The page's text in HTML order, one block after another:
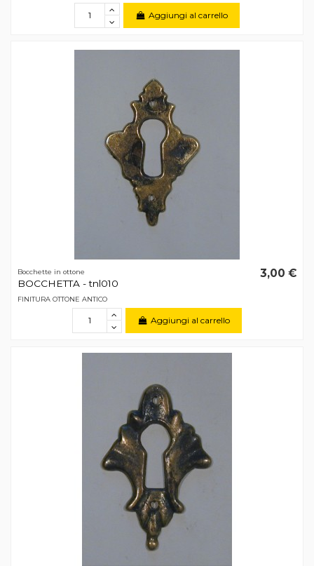
Aggiungi al carrello
Bocchette in ottone
BOCCHETTA - tnl010
3,00 €
FINITURA OTTONE ANTICO
Aggiungi al carrello